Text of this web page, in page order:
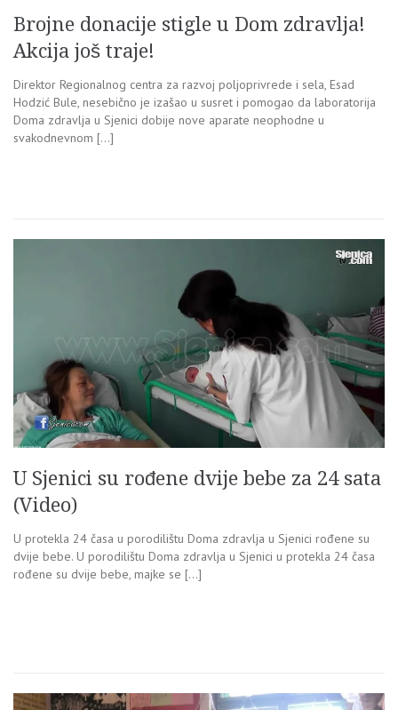
Brojne donacije stigle u Dom zdravlja!
Akcija još traje!
Direktor Regionalnog centra za razvoj poljoprivrede i sela, Esad
Hodzić Bule, nesebično je izašao u susret i pomogao da laboratorija
Doma zdravlja u Sjenici dobije nove aparate neophodne u
svakodnevnom […]
U Sjenici su rođene dvije bebe za 24 sata
(Video)
U protekla 24 časa u porodilištu Doma zdravlja u Sjenici rođene su
dvije bebe. U porodilištu Doma zdravlja u Sjenici u protekla 24 časa
rođene su dvije bebe, majke se […]